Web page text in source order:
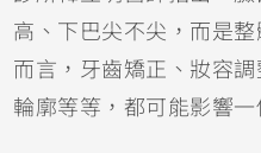
高、下巴尖不尖，而是
而言，牙齒矯正、妝容
輪廓等等，都可能影響